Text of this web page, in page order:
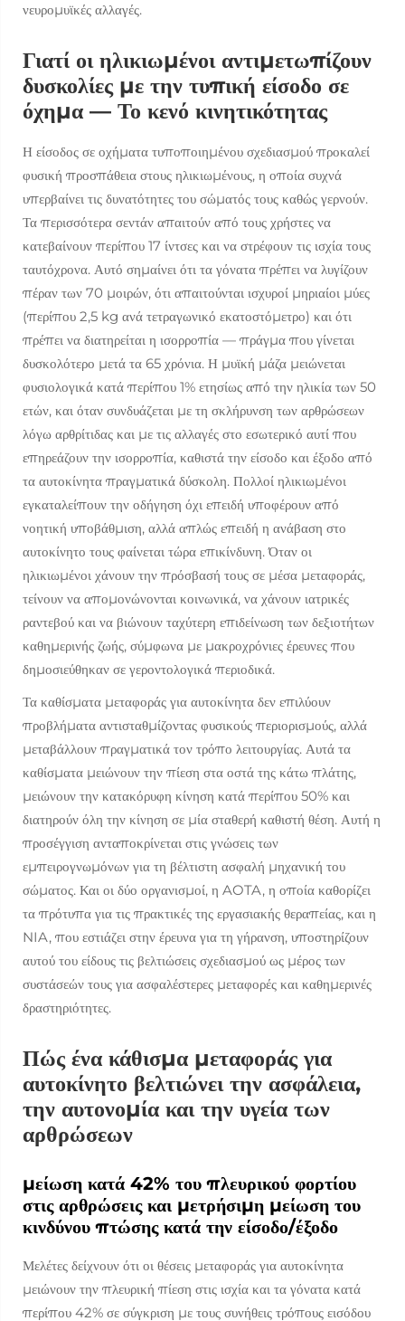
νευρομυϊκές αλλαγές.
Γιατί οι ηλικιωμένοι αντιμετωπίζουν
δυσκολίες με την τυπική είσοδο σε
όχημα — Το κενό κινητικότητας
Η είσοδος σε οχήματα τυποποιημένου σχεδιασμού προκαλεί
φυσική προσπάθεια στους ηλικιωμένους, η οποία συχνά
υπερβαίνει τις δυνατότητες του σώματός τους καθώς γερνούν.
Τα περισσότερα σεντάν απαιτούν από τους χρήστες να
κατεβαίνουν περίπου 17 ίντσες και να στρέφουν τις ισχία τους
ταυτόχρονα. Αυτό σημαίνει ότι τα γόνατα πρέπει να λυγίζουν
πέραν των 70 μοιρών, ότι απαιτούνται ισχυροί μηριαίοι μύες
(περίπου 2,5 kg ανά τετραγωνικό εκατοστόμετρο) και ότι
πρέπει να διατηρείται η ισορροπία — πράγμα που γίνεται
δυσκολότερο μετά τα 65 χρόνια. Η μυϊκή μάζα μειώνεται
φυσιολογικά κατά περίπου 1% ετησίως από την ηλικία των 50
ετών, και όταν συνδυάζεται με τη σκλήρυνση των αρθρώσεων
λόγω αρθρίτιδας και με τις αλλαγές στο εσωτερικό αυτί που
επηρεάζουν την ισορροπία, καθιστά την είσοδο και έξοδο από
τα αυτοκίνητα πραγματικά δύσκολη. Πολλοί ηλικιωμένοι
εγκαταλείπουν την οδήγηση όχι επειδή υποφέρουν από
νοητική υποβάθμιση, αλλά απλώς επειδή η ανάβαση στο
αυτοκίνητο τους φαίνεται τώρα επικίνδυνη. Όταν οι
ηλικιωμένοι χάνουν την πρόσβασή τους σε μέσα μεταφοράς,
τείνουν να απομονώνονται κοινωνικά, να χάνουν ιατρικές
ραντεβού και να βιώνουν ταχύτερη επιδείνωση των δεξιοτήτων
καθημερινής ζωής, σύμφωνα με μακροχρόνιες έρευνες που
δημοσιεύθηκαν σε γεροντολογικά περιοδικά.
Τα καθίσματα μεταφοράς για αυτοκίνητα δεν επιλύουν
προβλήματα αντισταθμίζοντας φυσικούς περιορισμούς, αλλά
μεταβάλλουν πραγματικά τον τρόπο λειτουργίας. Αυτά τα
καθίσματα μειώνουν την πίεση στα οστά της κάτω πλάτης,
μειώνουν την κατακόρυφη κίνηση κατά περίπου 50% και
διατηρούν όλη την κίνηση σε μία σταθερή καθιστή θέση. Αυτή η
προσέγγιση ανταποκρίνεται στις γνώσεις των
εμπειρογνωμόνων για τη βέλτιστη ασφαλή μηχανική του
σώματος. Και οι δύο οργανισμοί, η AOTA, η οποία καθορίζει
τα πρότυπα για τις πρακτικές της εργασιακής θεραπείας, και η
NIA, που εστιάζει στην έρευνα για τη γήρανση, υποστηρίζουν
αυτού του είδους τις βελτιώσεις σχεδιασμού ως μέρος των
συστάσεών τους για ασφαλέστερες μεταφορές και καθημερινές
δραστηριότητες.
Πώς ένα κάθισμα μεταφοράς για
αυτοκίνητο βελτιώνει την ασφάλεια,
την αυτονομία και την υγεία των
αρθρώσεων
μείωση κατά 42% του πλευρικού φορτίου
στις αρθρώσεις και μετρήσιμη μείωση του
κινδύνου πτώσης κατά την είσοδο/έξοδο
Μελέτες δείχνουν ότι οι θέσεις μεταφοράς για αυτοκίνητα
μειώνουν την πλευρική πίεση στις ισχία και τα γόνατα κατά
περίπου 42% σε σύγκριση με τους συνήθεις τρόπους εισόδου